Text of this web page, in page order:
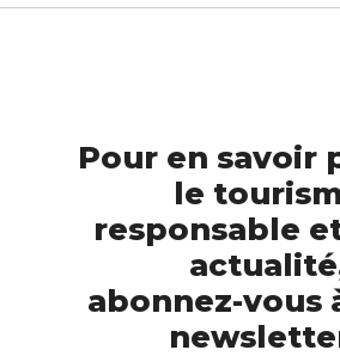
Pour en savoir
le
responsable
abonnez-vous